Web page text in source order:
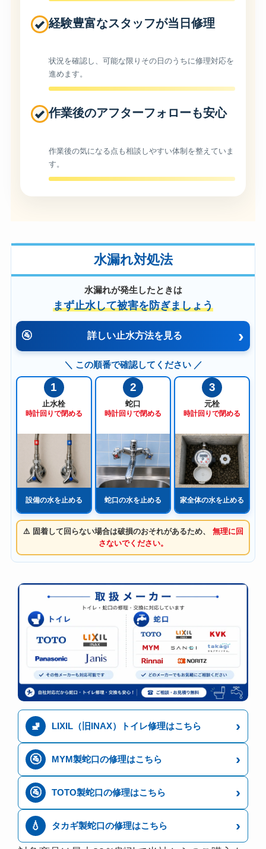
経験豊富なスタッフが当日修理
状況を確認し、可能な限りその日のうちに修理対応を
進めます。
作業後のアフターフォローも安心
作業後の気になる点も相談しやすい体制を整えていま
す。
水漏れ対処法
水漏れが発生したときは
まず止水して被害を防ぎましょう
🚰 詳しい止水方法を見る ›
＼ この順番で確認してください ／
1
止水栓
時計回りで閉める
設備の水を止める
2
蛇口
時計回りで閉める
蛇口の水を止める
3
元栓
時計回りで閉める
家全体の水を止める
⚠️ 固着して回らない場合は破損のおそれがあるため、 無理に回
さないでください。
🚽 LIXIL（旧INAX）トイレ修理はこちら ›
🚰 MYM製蛇口の修理はこちら ›
🚰 TOTO製蛇口の修理はこちら ›
💧 タカギ製蛇口の修理はこちら ›